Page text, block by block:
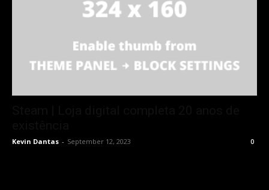
Kevin Dantas - September 12, 2023 0